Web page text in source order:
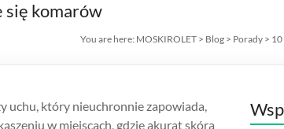
się komarów
You are here: MOSKIROLET > Blog > Porady >
uchu, który nieuchronnie zapowiada,
w miejscach, gdzie akurat skóra